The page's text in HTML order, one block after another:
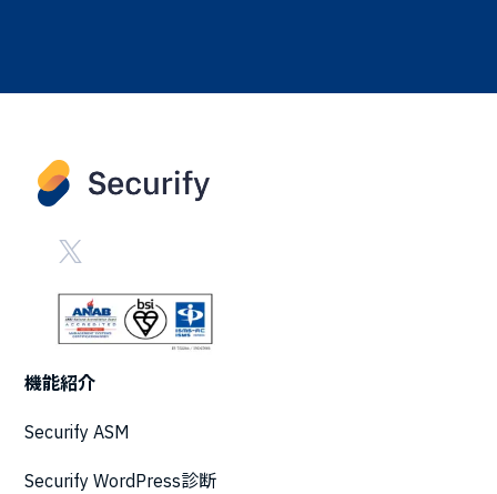
機能紹介
Securify ASM
Securify WordPress診断